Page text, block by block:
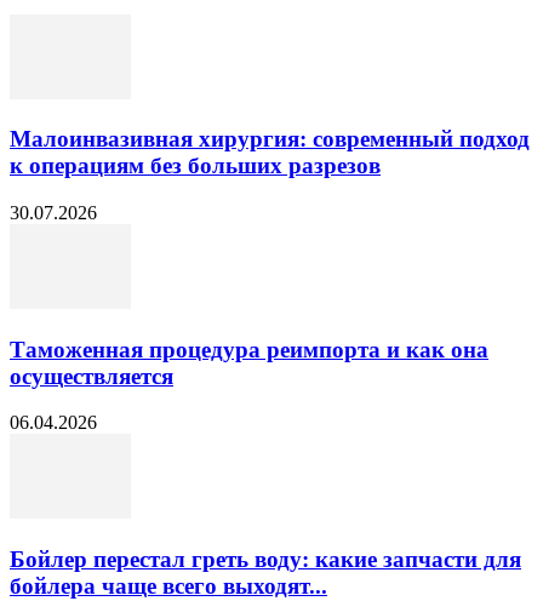
Малоинвазивная хирургия: современный подход
к операциям без больших разрезов
30.07.2026
Таможенная процедура реимпорта и как она
осуществляется
06.04.2026
Бойлер перестал греть воду: какие запчасти для
бойлера чаще всего выходят...